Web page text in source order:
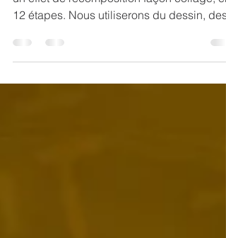
un effet de recomposition façon collage, en